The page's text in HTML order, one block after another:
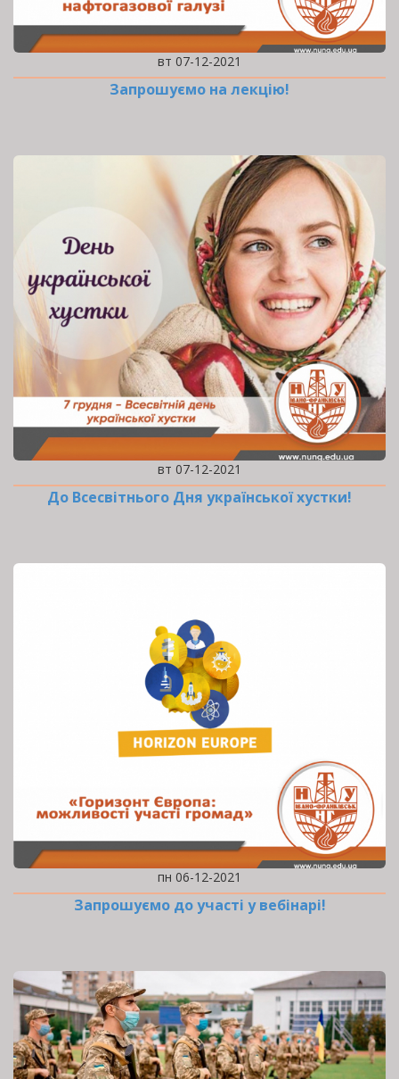
вт 07-12-2021
Запрошуємо на лекцію!
вт 07-12-2021
До Всесвітнього Дня української хустки!
пн 06-12-2021
Запрошуємо до участі у вебінарі!